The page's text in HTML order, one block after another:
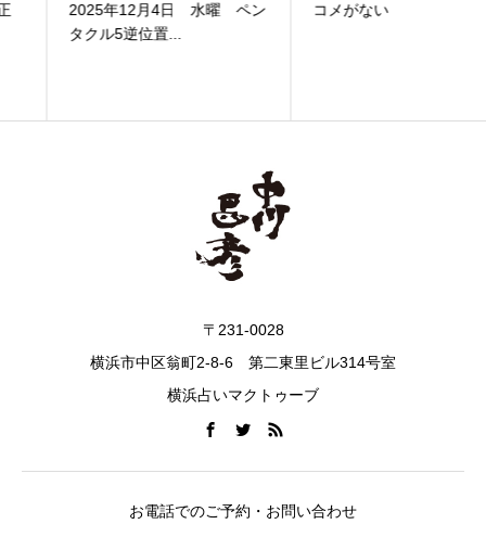
2025年12月4日 水曜 ペン
タクル5逆位置...
コメがない
〒231-0028
横浜市中区翁町2-8-6 第二東里ビル314号室
横浜占いマクトゥーブ
お電話でのご予約・お問い合わせ